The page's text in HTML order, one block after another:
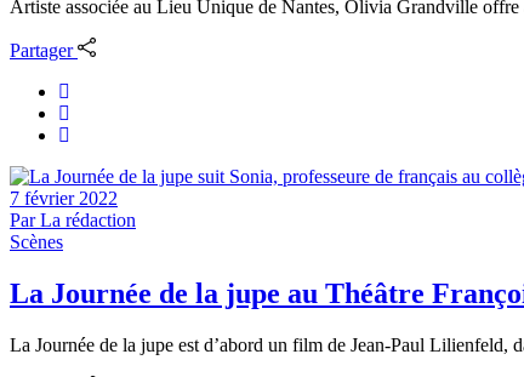
Artiste associée au Lieu Unique de Nantes, Olivia Grandville
Partager
7 février 2022
ParLa rédaction
Scènes
La Journée de la jupe au Théâtre
La Journée de la jupe est d’abord un film de Jean-Paul Lilienfeld,